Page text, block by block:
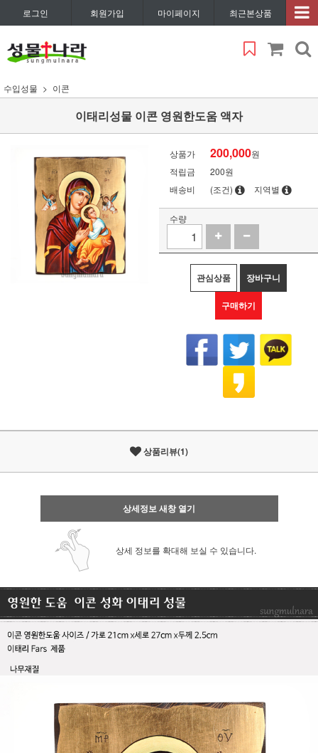
로그인 회원가입 마이페이지 최근본상품
수입성물 이콘
이태리성물 이콘 영원한도움 액자
상품가 200,000원
적립금
200원
배송비
(조건) 지역별
수량
관심상품 장바구니
구매하기
상품리뷰(1)
상세정보 새창 열기
상세 정보를 확대해 보실 수 있습니다.